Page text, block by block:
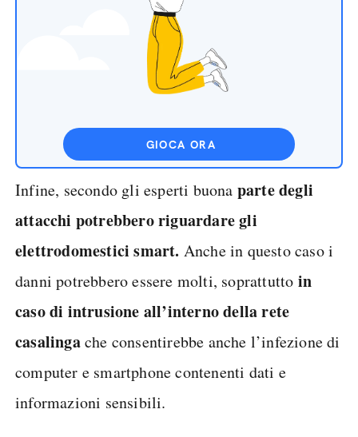
GIOCA ORA
Infine, secondo gli esperti buona parte degli
attacchi potrebbero riguardare gli
elettrodomestici smart. Anche in questo caso i
danni potrebbero essere molti, soprattutto in
caso di intrusione all’interno della rete
casalingache consentirebbe anche l’infezione di
computer e smartphone contenenti dati e
informazioni sensibili.